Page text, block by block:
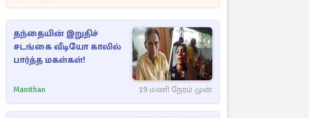
தந்தையின் இறுதிச்
சடங்கை வீடியோ காலில்
பார்த்த மகள்கள்!
Manithan 19 மணி நேரம் முன்